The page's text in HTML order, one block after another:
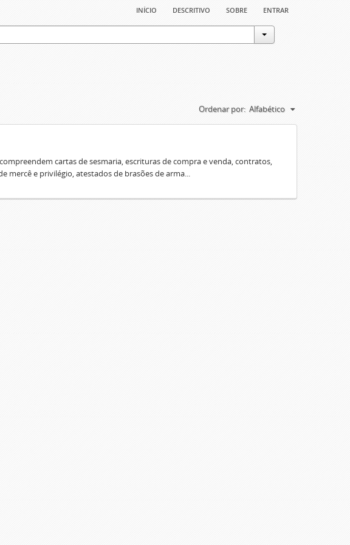
início descritivo sobre entrar
Ordenar por: Alfabético
cartas de sesmaria, escrituras de compra e venda, contratos,
mercê e privilégio, atestados de brasões de arma...